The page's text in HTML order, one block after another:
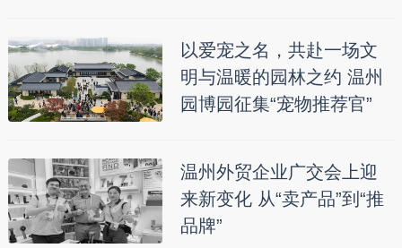
以爱宠之名，共赴一场文
明与温暖的园林之约 温州
园博园征集“宠物推荐官”
温州外贸企业广交会上迎
来新变化 从“卖产品”到“推
品牌”